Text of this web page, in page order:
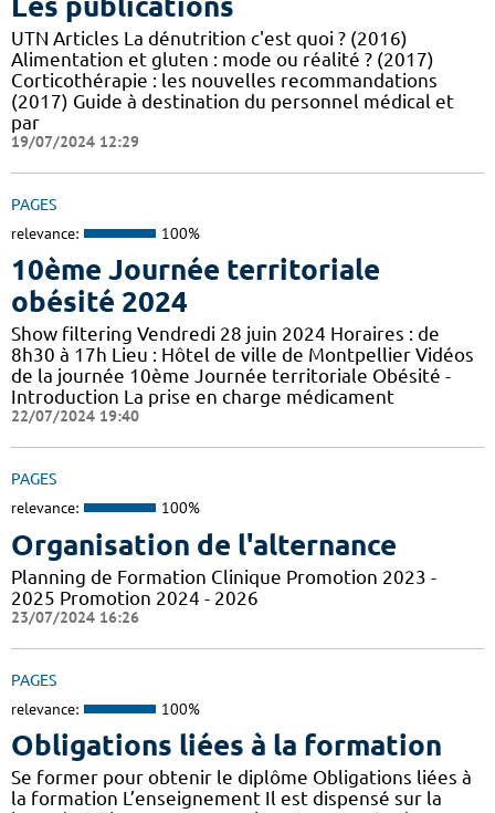
UTN Articles La dénutrition c'est quoi ? (2016)
Alimentation et gluten : mode ou réalité ? (2017)
Corticothérapie : les nouvelles recommandations
(2017) Guide à destination du personnel médical et
par
19/07/2024 12:29
PAGES
relevance: 100%
10ème Journée territoriale
obésité 2024
Show filtering Vendredi 28 juin 2024 Horaires : de
8h30 à 17h Lieu : Hôtel de ville de Montpellier Vidéos
de la journée 10ème Journée territoriale Obésité -
Introduction La prise en charge médicament
22/07/2024 19:40
PAGES
relevance: 100%
Organisation de l'alternance
Planning de Formation Clinique Promotion 2023 -
2025 Promotion 2024 - 2026
23/07/2024 16:26
PAGES
relevance: 100%
Obligations liées à la formation
Se former pour obtenir le diplôme Obligations liées à
la formation L’enseignement Il est dispensé sur la